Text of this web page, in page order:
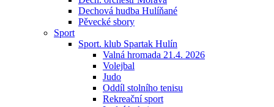
Dechová hudba Hulíňané
Pěvecké sbory
Sport
Sport. klub Spartak Hulín
Valná hromada 21.4. 2026
Volejbal
Judo
Oddíl stolního tenisu
Rekreační sport